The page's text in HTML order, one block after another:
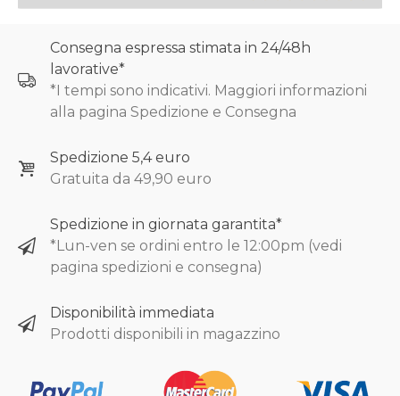
Consegna espressa stimata in 24/48h
lavorative*
*I tempi sono indicativi. Maggiori informazioni
alla pagina Spedizione e Consegna
Spedizione 5,4 euro
Gratuita da 49,90 euro
Spedizione in giornata garantita*
*Lun-ven se ordini entro le 12:00pm (vedi
pagina spedizioni e consegna)
Disponibilità immediata
Prodotti disponibili in magazzino